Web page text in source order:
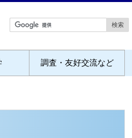
調査・友好交流など